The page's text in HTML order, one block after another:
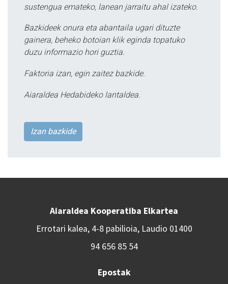
sustengua emateko, lanean jarraitu ahal izateko.
Bazkideek onura eta abantaila ugari dituzte
gainera, beheko botoian klik eginda topatuko
duzu informazio hori guztia.
Faktoria izan, egin zaitez bazkide.
Aiaraldea Hedabideko lantaldea.
Izan bazkide
Aiaraldea Kooperatiba Elkartea
Errotari kalea, 4-8 pabilioia, Laudio 01400
94 656 85 54
Epostak